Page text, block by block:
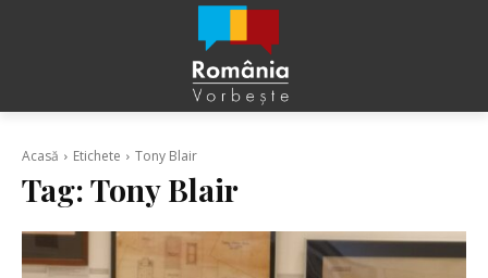
Acasă Etichete Tony Blair
Tag:Tony Blair